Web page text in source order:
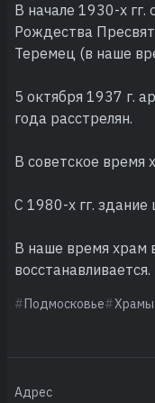
В начале 1930-х гг.
Рождества
Теремец (в наше
5 октября 1937 г.
года расстрелян.
В советское время
С 1980-х гг.
В наше время
восстанавливается.
Подмосковье Храмы
Адрес